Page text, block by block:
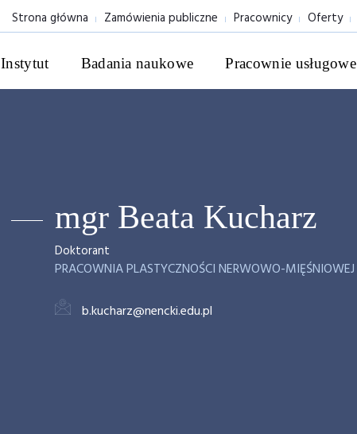
Strona główna Zamówienia publiczne Pracownicy Oferty
Instytut Badania naukowe Pracownie usługowe
mgr Beata Kucharz
Doktorant
PRACOWNIA PLASTYCZNOŚCI NERWOWO-MIĘŚNIOWEJ
b.kucharz@nencki.edu.pl